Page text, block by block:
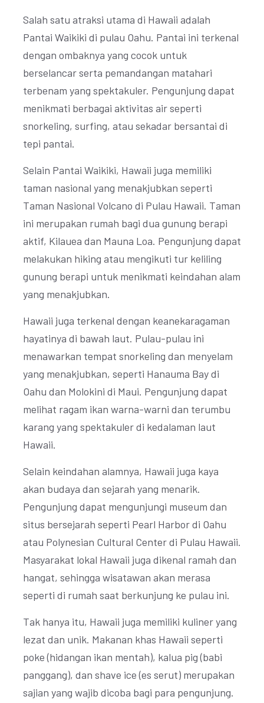
Salah satu atraksi utama di Hawaii adalah
Pantai Waikiki di pulau Oahu. Pantai ini terkenal
dengan ombaknya yang cocok untuk
berselancar serta pemandangan matahari
terbenam yang spektakuler. Pengunjung dapat
menikmati berbagai aktivitas air seperti
snorkeling, surfing, atau sekadar bersantai di
tepi pantai.
Selain Pantai Waikiki, Hawaii juga memiliki
taman nasional yang menakjubkan seperti
Taman Nasional Volcano di Pulau Hawaii. Taman
ini merupakan rumah bagi dua gunung berapi
aktif, Kilauea dan Mauna Loa. Pengunjung dapat
melakukan hiking atau mengikuti tur keliling
gunung berapi untuk menikmati keindahan alam
yang menakjubkan.
Hawaii juga terkenal dengan keanekaragaman
hayatinya di bawah laut. Pulau-pulau ini
menawarkan tempat snorkeling dan menyelam
yang menakjubkan, seperti Hanauma Bay di
Oahu dan Molokini di Maui. Pengunjung dapat
melihat ragam ikan warna-warni dan terumbu
karang yang spektakuler di kedalaman laut
Hawaii.
Selain keindahan alamnya, Hawaii juga kaya
akan budaya dan sejarah yang menarik.
Pengunjung dapat mengunjungi museum dan
situs bersejarah seperti Pearl Harbor di Oahu
atau Polynesian Cultural Center di Pulau Hawaii.
Masyarakat lokal Hawaii juga dikenal ramah dan
hangat, sehingga wisatawan akan merasa
seperti di rumah saat berkunjung ke pulau ini.
Tak hanya itu, Hawaii juga memiliki kuliner yang
lezat dan unik. Makanan khas Hawaii seperti
poke (hidangan ikan mentah), kalua pig (babi
panggang), dan shave ice (es serut) merupakan
sajian yang wajib dicoba bagi para pengunjung.